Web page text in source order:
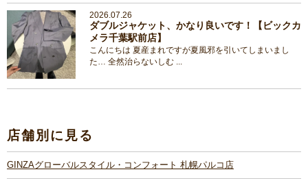
2026.07.26
ダブルジャケット、かなり良いです！【ビックカ
メラ千葉駅前店】
こんにちは 夏産まれですが夏風邪を引いてしまいまし
た… 全然治らないしむ ...
店舗別に見る
GINZAグローバルスタイル・コンフォート 札幌パルコ店